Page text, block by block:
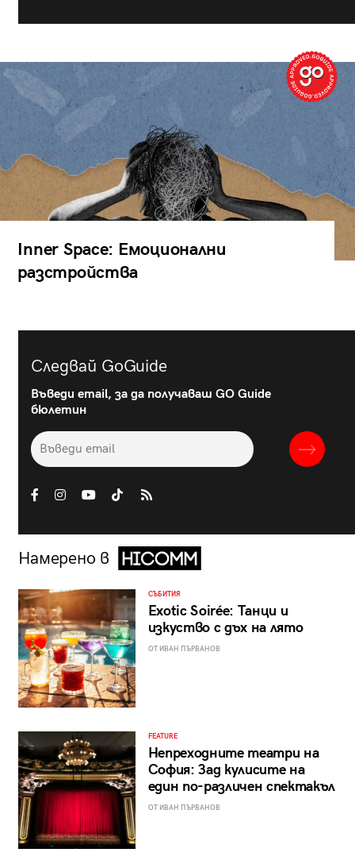
Inner Space: Емоционални
разстройства
Следвай GoGuide
Въведи email, за да получаваш GO Guide
бюлетин
Намерено в
СЪБИТИЯ
Exotic Soirée: Танци и
изкуство с дъх на лято
ОТ ИВАН ПЪРВАНОВ
FEATURE
Непреходните театри на
София: Зад кулисите на
един по-различен спектакъл
ОТ ИВАН ПЪРВАНОВ